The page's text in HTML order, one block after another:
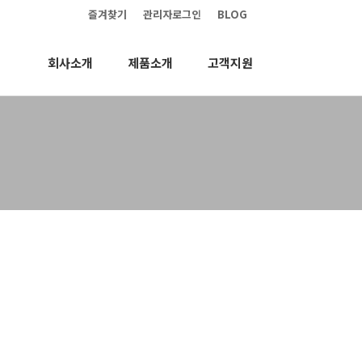
BLOG
관리자로그인
즐겨찾기
회사소개 제품소개 고객지원